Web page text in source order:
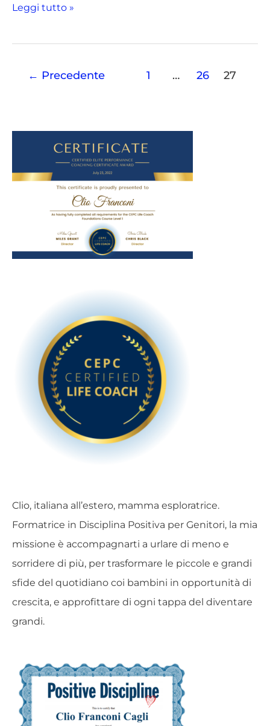
Leggi tutto »
← Precedente 1 … 26 27
Clio, italiana all’estero, mamma esploratrice.
Formatrice in Disciplina Positiva per Genitori, la mia
missione è accompagnarti a urlare di meno e
sorridere di più, per trasformare le piccole e grandi
sfide del quotidiano coi bambini in opportunità di
crescita, e approfittare di ogni tappa del diventare
grandi.
a
e